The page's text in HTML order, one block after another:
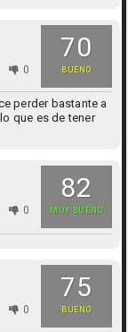
70
BUENO
0
perder bastante a
que es de tener
82
MUY BUENO
0
75
BUENO
0